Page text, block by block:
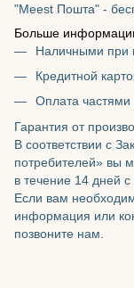
"Meest Пошта" -
Больше
Наличными при
Кредитной
Оплата
Гарантия от
В соответствии с
потребителей» вы
в течение 14 дней
Если вам
информация или
позвоните нам.